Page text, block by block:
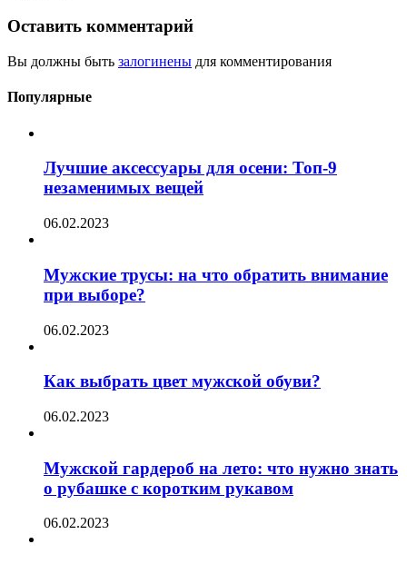
Оставить комментарий
Вы должны быть залогинены для комментирования
Популярные
Лучшие аксессуары для осени: Топ-9
незаменимых вещей
06.02.2023
Мужские трусы: на что обратить внимание
при выборе?
06.02.2023
Как выбрать цвет мужской обуви?
06.02.2023
Мужской гардероб на лето: что нужно знать
о рубашке с коротким рукавом
06.02.2023